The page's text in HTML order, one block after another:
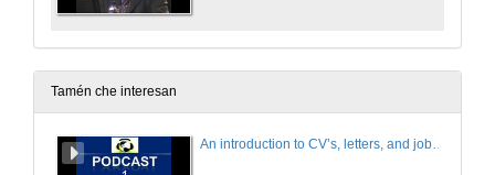
Tamén che interesan
An introduction to CV’s, letters, and job searching